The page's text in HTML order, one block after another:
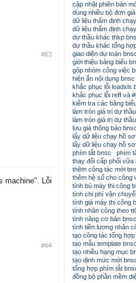
#63
machine". Lỗi
#64
cập nhật phiên bản
dùng nhiều bộ đơn
dữ liệu thẩm định
dữ liệu thẩm định
dự thầu khác thkp
dự thầu khác tổng
giao diện dự toán bnsc
giới thiệu bảng biểu
gộp nhóm công việc
hiện ẩn nội dung bnsc
khắc phục lỗi loadxls
khắc phục lỗi reff và
kiểm tra các bảng
làm tròn giá trị dự thầu
làm tròn giá trị dự
lưu giá thông báo bnsc
lấy dữ liệu chạy hồ sơ
lấy dữ liệu chạy hồ
phím tắt bnsc
phím
thay đổi cấp phối vữa
thêm công tác mới
thêm hệ số cho công
tính bù máy thi công
tính chi phí vận
tính giá máy thi công
tính nhân công theo
tính năng cơ bản bnsc
tính tiền lương nhân
tạo công tác tổng hợp
tạo mẫu template bnsc
tạo nhiều hạng mục
tạo định mức mới
tổng hợp phím tắt
đồng bộ phần mềm